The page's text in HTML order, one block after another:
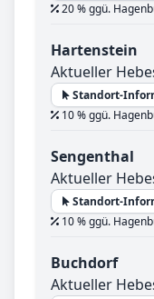
20 % ggü.
Hartenstein
Aktueller
Standort-
10 % ggü.
Sengenthal
Aktueller
Standort-
10 % ggü.
Buchdorf
Aktueller